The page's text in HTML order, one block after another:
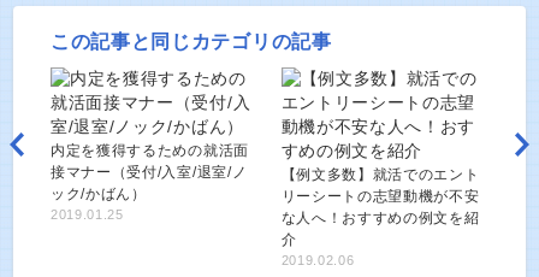
この記事と同じカテゴリの記事
内定を獲得するための就活面
接マナー（受付/入室/退室/ノ
ック/かばん）
2019.01.25
【例文多数】就活でのエント
リーシートの志望動機が不安
な人へ！おすすめの例文を紹
介
2019.02.06